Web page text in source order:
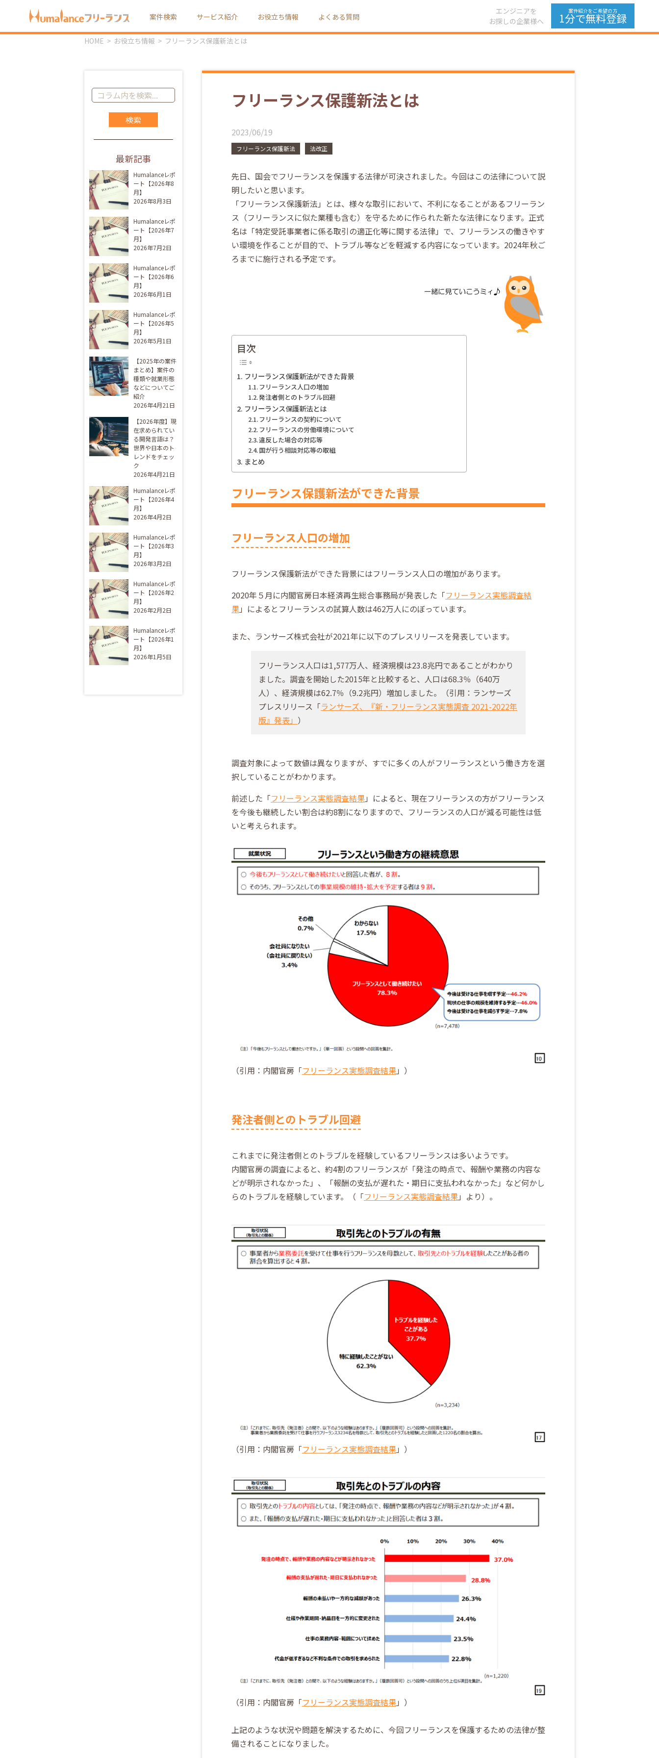
案件検索 サービス紹介 お役立ち情報 よくある質問
エンジニアを
お探しの企業様へ
案件紹介をご希望の方
1分で無料登録
HOME お役立ち情報 フリーランス保護新法とは
コ
ラ
事
索:
最新記事
Humalanceレポ
ート【2026年8
月】
2026年8月3日
Humalanceレポ
ート【2026年7
月】
2026年7月2日
Humalanceレポ
ート【2026年6
月】
2026年6月1日
Humalanceレポ
ート【2026年5
月】
2026年5月1日
【2025年の案件
まとめ】案件の
種類や就業形態
などについてご
紹介
2026年4月21日
【2026年度】現
在求められてい
る開発言語は？
世界や日本のト
レンドをチェッ
ク
2026年4月21日
Humalanceレポ
ート【2026年4
月】
2026年4月2日
Humalanceレポ
ート【2026年3
月】
2026年3月2日
Humalanceレポ
ート【2026年2
月】
2026年2月2日
Humalanceレポ
ート【2026年1
月】
2026年1月5日
フリーランス保護新法とは
2023/06/19
フリーランス保護新法 法改正
先日、国会でフリーランスを保護する法律が可決されました。今回はこの法律について説
明したいと思います。
「フリーランス保護新法」とは、様々な取引において、不利になることがあるフリーラン
ス（フリーランスに似た業種も含む）を守るために作られた新たな法律になります。正式
名は「特定受託事業者に係る取引の適正化等に関する法律」で、フリーランスの働きやす
い環境を作ることが目的で、トラブル等などを軽減する内容になっています。2024年秋ご
ろまでに施行される予定です。
目次
フリーランス保護新法ができた背景
フリーランス人口の増加
発注者側とのトラブル回避
フリーランス保護新法とは
フリーランスの契約について
フリーランスの労働環境について
違反した場合の対応等
国が行う相談対応等の取組
まとめ
フリーランス保護新法ができた背景
フリーランス人口の増加
フリーランス保護新法ができた背景にはフリーランス人口の増加があります。
2020年５月に内閣官房日本経済再生総合事務局が発表した「フリーランス実態調査結
果」によるとフリーランスの試算人数は462万人にのぼっています。
また、ランサーズ株式会社が2021年に以下のプレスリリースを発表しています。
フリーランス人口は1,577万人、経済規模は23.8兆円であることがわかり
ました。調査を開始した2015年と比較すると、人口は68.3％（640万
人）、経済規模は62.7％（9.2兆円）増加しました。（引用：ランサーズ
プレスリリース「ランサーズ、『新・フリーランス実態調査 2021-2022年
版』発表」 ）
調査対象によって数値は異なりますが、すでに多くの人がフリーランスという働き方を選
択していることがわかります。
前述した「フリーランス実態調査結果」によると、現在フリーランスの方がフリーランス
を今後も継続したい割合は約8割になりますので、フリーランスの人口が減る可能性は低
いと考えられます。
（引用：内閣官房「フリーランス実態調査結果」）
発注者側とのトラブル回避
これまでに発注者側とのトラブルを経験しているフリーランスは多いようです。
内閣官房の調査によると、約4割のフリーランスが「発注の時点で、報酬や業務の内容な
どが明示されなかった」、「報酬の支払が遅れた・期日に支払われなかった」など何かし
らのトラブルを経験しています。（「フリーランス実態調査結果」より）。
（引用：内閣官房「フリーランス実態調査結果」）
（引用：内閣官房「フリーランス実態調査結果」）
上記のような状況や問題を解決するために、今回フリーランスを保護するための法律が整
備されることになりました。